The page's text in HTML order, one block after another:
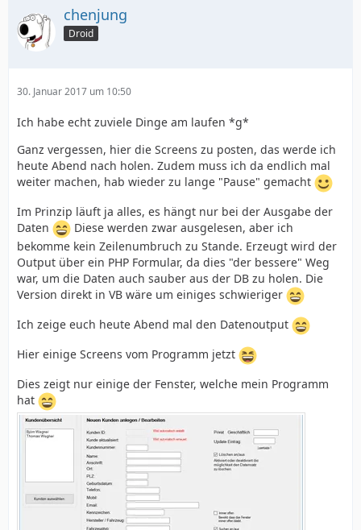
chenjung
Droid
30. Januar 2017 um 10:50
Ich habe echt zuviele Dinge am laufen *g*
Ganz vergessen, hier die Screens zu posten, das werde ich
heute Abend nach holen. Zudem muss ich da endlich mal
weiter machen, hab wieder zu lange "Pause" gemacht
Im Prinzip läuft ja alles, es hängt nur bei der Ausgabe der
Daten
Diese werden zwar ausgelesen, aber ich
bekomme kein Zeilenumbruch zu Stande. Erzeugt wird der
Output über ein PHP Formular, da dies "der bessere" Weg
war, um die Daten auch sauber aus der DB zu holen. Die
Version direkt in VB wäre um einiges schwieriger
Ich zeige euch heute Abend mal den Datenoutput
Hier einige Screens vom Programm jetzt
Dies zeigt nur einige der Fenster, welche mein Programm
hat